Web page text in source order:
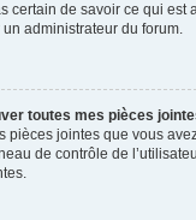
certain de savoir ce qui est
administrateur du forum.
toutes mes pièces
pièces jointes que vous
de contrôle de